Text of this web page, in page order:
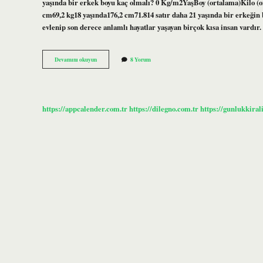
cm69,2 kg18 yaşında176,2 cm71.814 satır daha 21 yaşında bir
evlenip son derece anlamlı hayatlar yaşayan birçok kısa insan
Devamını okuyunErkeklerin
Boyu
8 Yorum
https://appcalender.com.trhttps://dilegno.com.trhttps://